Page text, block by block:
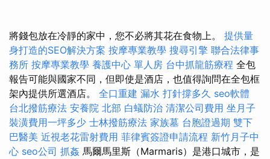
將錢包放在冷靜的家中，您不必將其花在食物上。 提供量
身打造的SEO解決方案 按摩專業教學 搜尋引擎 聯合法律事
務所 按摩專業教學 養護中心 單人房 台中抓龍筋療程 全包
報告可能與國家不同，但即使是酒店，也值得詢問在全包框
架內提供所選酒店。 全口重建 漏水 打針撐多久 seo軟體
台北撥筋療法 安養院 北部 白蟻防治 清潔公司費用 坐月子
裝潢費用一坪多少 士林撥筋療法 家族墓 台胞證過期 雙下
巴醫美 近視老花雷射費用 菲律賓簽證申請流程 新竹月子中
心 seo公司 抓姦 馬爾馬里斯（Marmaris）是港口城市，是